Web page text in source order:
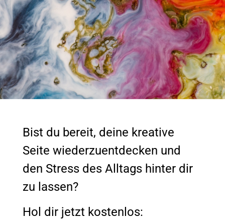
Bist du bereit, deine kreative
Seite wiederzuentdecken und
den Stress des Alltags hinter dir
zu lassen?
Hol dir jetzt kostenlos: